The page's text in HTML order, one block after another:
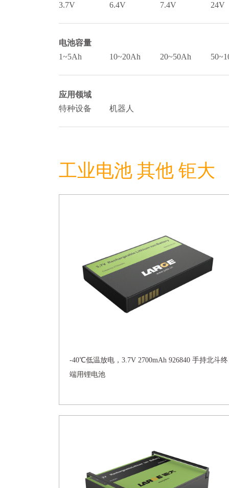
3.7V
6.4V 7.4V 24V
电池容量
1~5Ah
10~20Ah 20~50Ah
应用领域
特种设备
机器人
工业电池 其他 钜大
-40℃低温放电，3.7V 2700mAh 926840 手持北斗终
端用锂电池